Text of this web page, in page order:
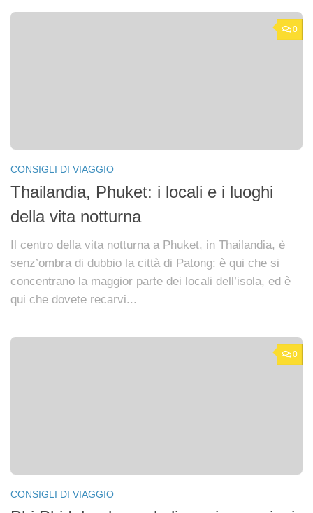
0
CONSIGLI DI VIAGGIO
Thailandia, Phuket: i locali e i luoghi
della vita notturna
Il centro della vita notturna a Phuket, in Thailandia, è
senz’ombra di dubbio la città di Patong: è qui che si
concentrano la maggior parte dei locali dell’isola, ed è
qui che dovete recarvi...
0
CONSIGLI DI VIAGGIO